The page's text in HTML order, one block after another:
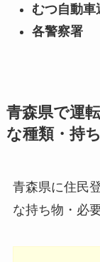
むつ自動車
各警察署
青森県で運
な種類・持
青森県に住民
な持ち物・必